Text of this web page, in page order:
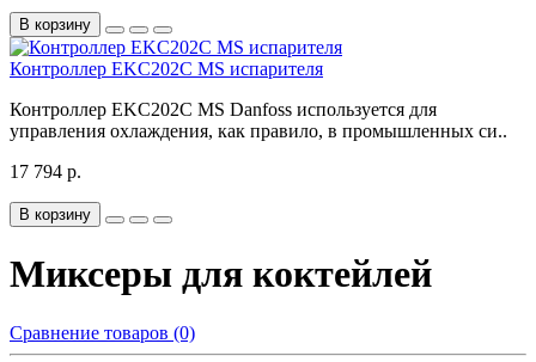
В корзину
Контроллер EKC202C MS испарителя
Контроллер EKC202C MS Danfoss используется для
управления охлаждения, как правило, в промышленных си..
17 794 р.
В корзину
Миксеры для коктейлей
Сравнение товаров (0)